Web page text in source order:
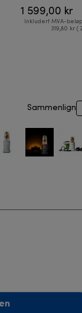
1 599,00 kr
Inkludert MVA-
319,80 kr (
Sammenlign